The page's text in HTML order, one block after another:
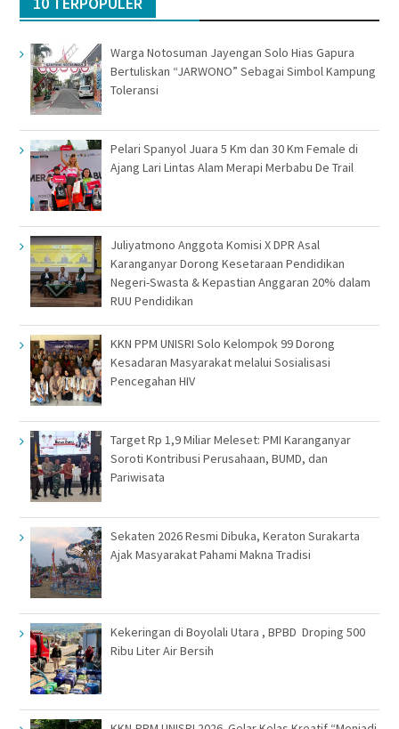
Warga Notosuman Jayengan Solo Hias Gapura
Bertuliskan “JARWONO” Sebagai Simbol Kampung
Toleransi
Pelari Spanyol Juara 5 Km dan 30 Km Female di
Ajang Lari Lintas Alam Merapi Merbabu De Trail
Juliyatmono Anggota Komisi X DPR Asal
Karanganyar Dorong Kesetaraan Pendidikan
Negeri-Swasta & Kepastian Anggaran 20% dalam
RUU Pendidikan
KKN PPM UNISRI Solo Kelompok 99 Dorong
Kesadaran Masyarakat melalui Sosialisasi
Pencegahan HIV
Target Rp 1,9 Miliar Meleset: PMI Karanganyar
Soroti Kontribusi Perusahaan, BUMD, dan
Pariwisata
Sekaten 2026 Resmi Dibuka, Keraton Surakarta
Ajak Masyarakat Pahami Makna Tradisi
Kekeringan di Boyolali Utara , BPBD Droping 500
Ribu Liter Air Bersih